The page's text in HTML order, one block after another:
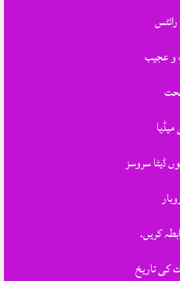
عجیب
ڈیٹا سروسز
کریں.
کی تاریخ